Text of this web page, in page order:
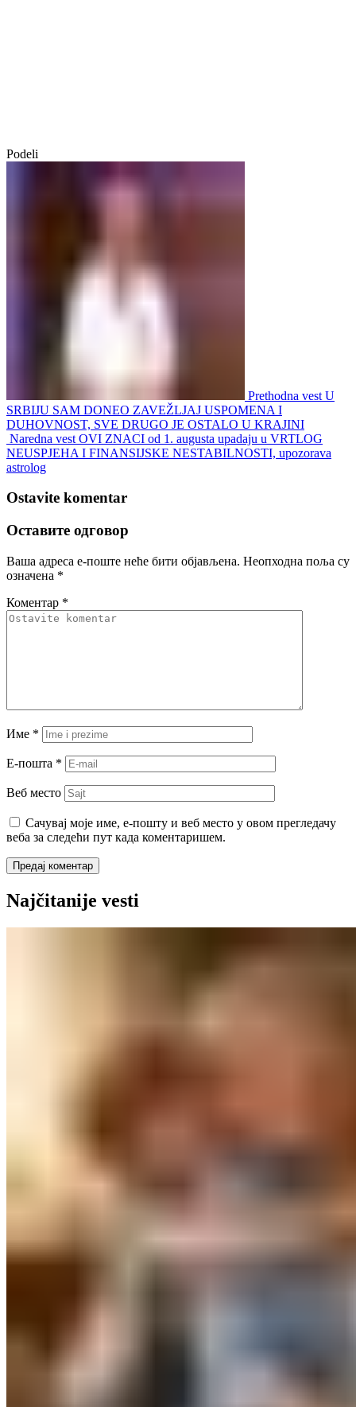
Podeli
Prethodna vest U
SRBIJU SAM DONEO ZAVEŽLJAJ USPOMENA I
DUHOVNOST, SVE DRUGO JE OSTALO U KRAJINI
Naredna vest OVI ZNACI od 1. augusta upadaju u VRTLOG
NEUSPJEHA I FINANSIJSKE NESTABILNOSTI, upozorava
astrolog
Ostavite komentar
Оставите одговор
Ваша адреса е-поште неће бити објављена. Неопходна поља су
означена *
Коментар *
Име *
Е-пошта *
Веб место
Сачувај моје име, е-пошту и веб место у овом прегледачу
веба за следећи пут када коментаришем.
Najčitanije vesti